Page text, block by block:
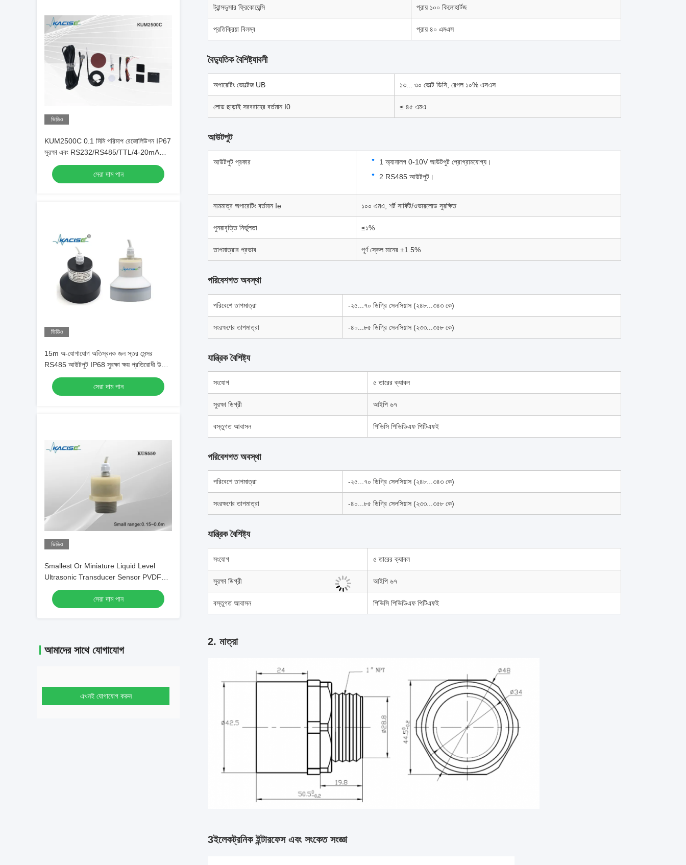
ভিডিও
KUM2500C 0.1 মিমি পরিমাপ রেজোলিউশন IP67
সুরক্ষা এবং RS232/RS485/TTL/4-20mA
ইন্টারফেস সহ আল্ট্রাসোনিক ফুয়েল ট্যাঙ্ক লেভেল সেন্সর
সেরা দাম পান
ভিডিও
15m অ-যোগাযোগ অতিস্বনক জল স্তর সেন্সর
RS485 আউটপুট IP68 সুরক্ষা ক্ষয় প্রতিরোধী উচ্চ
সংবেদনশীলতা
সেরা দাম পান
ভিডিও
Smallest Or Miniature Liquid Level
Ultrasonic Transducer Sensor PVDF
Material
সেরা দাম পান
আমাদের সাথে যোগাযোগ
এখনই যোগাযোগ করুন
ট্রান্সডুসার ফ্রিকোয়েন্সি প্রায় ১০০ কিলোহার্টজ
প্রতিক্রিয়া বিলম্ব প্রায় ৪০ এমএস
বৈদ্যুতিক বৈশিষ্ট্যাবলী
অপারেটিং ভোল্টেজ UB ১৩... ৩০ ভোল্ট ডিসি, রেপল ১০% এসএস
লোড ছাড়াই সরবরাহের বর্তমান I0 ≤ ৪৫ এমএ
আউটপুট
আউটপুট প্রকার
1 অ্যানালগ 0-10V আউটপুট প্রোগ্রামযোগ্য।
2 RS485 আউটপুট।
নামমাত্র অপারেটিং বর্তমান Ie ১০০ এমএ, শর্ট সার্কিট/ওভারলোড সুরক্ষিত
পুনরাবৃত্তি নির্ভুলতা ≤১%
তাপমাত্রার প্রভাব পূর্ণ স্কেল মানের ±1.5%
পরিবেশগত অবস্থা
পরিবেশে তাপমাত্রা -২৫...৭০ ডিগ্রি সেলসিয়াস (২৪৮...৩৪৩ কে)
সংরক্ষণের তাপমাত্রা -৪০...৮৫ ডিগ্রি সেলসিয়াস (২৩৩...৩৫৮ কে)
যান্ত্রিক বৈশিষ্ট্য
সংযোগ ৫ তারের ক্যাবল
সুরক্ষা ডিগ্রী আইপি ৬৭
বস্তুগত আবাসন পিভিসি পিভিডিএফ পিটিএফই
পরিবেশগত অবস্থা
পরিবেশে তাপমাত্রা -২৫...৭০ ডিগ্রি সেলসিয়াস (২৪৮...৩৪৩ কে)
সংরক্ষণের তাপমাত্রা -৪০...৮৫ ডিগ্রি সেলসিয়াস (২৩৩...৩৫৮ কে)
যান্ত্রিক বৈশিষ্ট্য
সংযোগ ৫ তারের ক্যাবল
সুরক্ষা ডিগ্রী আইপি ৬৭
বস্তুগত আবাসন পিভিসি পিভিডিএফ পিটিএফই
2. মাত্রা
3ইলেকট্রনিক ইন্টারফেস এবং সংকেত সংজ্ঞা